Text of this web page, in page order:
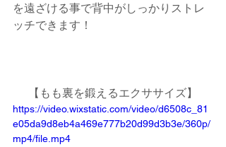
を遠ざける事で背中がしっかりストレ
ッチできます！
【もも裏を鍛えるエクササイズ】
https://video.wixstatic.com/video/d6508c_81
e05da9d8eb4a469e777b20d99d3b3e/360p/
mp4/file.mp4